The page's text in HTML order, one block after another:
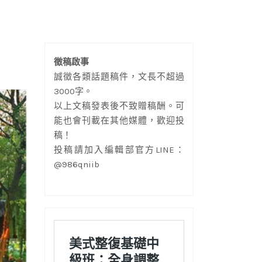
徵稿啟事
誠徵各類話題稿件，文長不超過
3000字。
以上文稿發表後不致贈稿酬。可
能也會刊載在其他媒體，歡迎投
稿！
投稿請加入編輯部官方LINE：
@986qniib